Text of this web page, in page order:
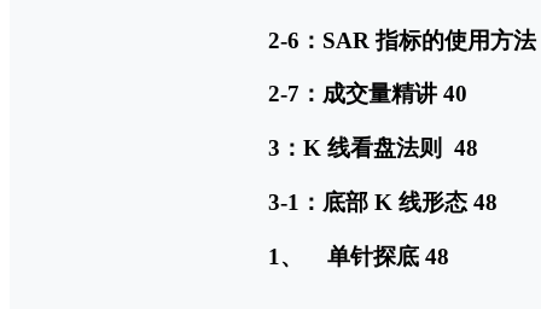
2-6：SAR 指标的使用方法
2-7：成交量精讲 40
3：K 线看盘法则 48
3-1：底部 K 线形态 48
1、 单针探底 48